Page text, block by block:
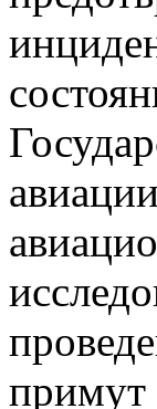
примут